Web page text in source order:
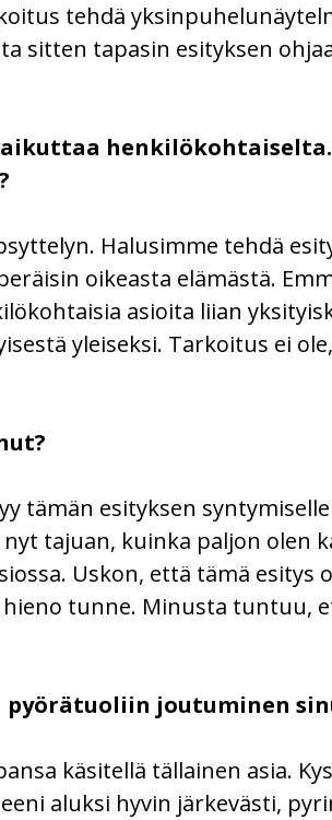
tehdä
sitten tapasin esityksen
Halusimme tehdä
oikeasta elämästä.
asioita liian
yleiseksi. Tarkoitus ei
tämän esityksen
nyt tajuan, kuinka paljon
Uskon, että tämä
tunne. Minusta tuntuu,
joutuminen
käsitellä tällainen asia.
aluksi hyvin järkevästi,